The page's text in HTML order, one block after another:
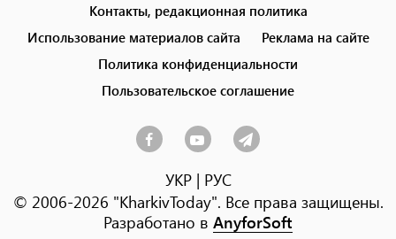
menu
Контакты, редакционная политика
Использование материалов сайта
Реклама на сайте
Политика конфиденциальности
Пользовательское соглашение
УКР| РУС
© 2006-2026 "KharkivToday". Все права защищены.
Разработано в AnyforSoft